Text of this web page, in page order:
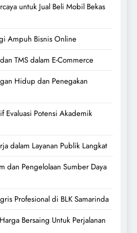
untuk Jual Beli Mobil Bekas
Ampuh Bisnis Online
TMS dalam E-Commerce
Hidup dan Penegakan
Evaluasi Potensi Akademik
dalam Layanan Publik Langkat
dan Pengelolaan Sumber Daya
Profesional di BLK Samarinda
Bersaing Untuk Perjalanan